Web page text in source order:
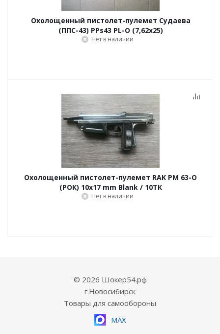
Охолощенный пистолет-пулемет Судаева
(ППС-43) PPs43 PL-O (7,62x25)
Нет в наличии
Охолощенный пистолет-пулемет RAK PM 63-O
(РОК) 10x17 mm Blank / 10ТК
Нет в наличии
© 2026 Шокер54.рф
г.Новосибирск
Товары для самообороны
MAX